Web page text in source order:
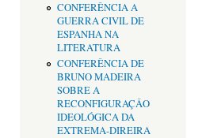
CONFERÊNCIA A
GUERRA CIVIL DE
ESPANHA NA
LITERATURA
CONFERÊNCIA DE
BRUNO MADEIRA
SOBRE A
RECONFIGURAÇÂO
IDEOLÓGICA DA
EXTREMA-DIREIRA